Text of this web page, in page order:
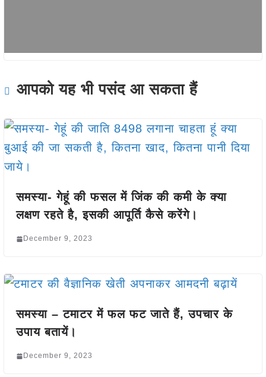
आपको यह भी पसंद आ सकता हैं
समस्या- गेहूं की फसल में जिंक की कमी के क्या
लक्षण रहते है, इसकी आपूर्ति कैसे करेंगे।
December 9, 2023
समस्या – टमाटर में फल फट जाते हैं, उपचार के
उपाय बतायें।
December 9, 2023